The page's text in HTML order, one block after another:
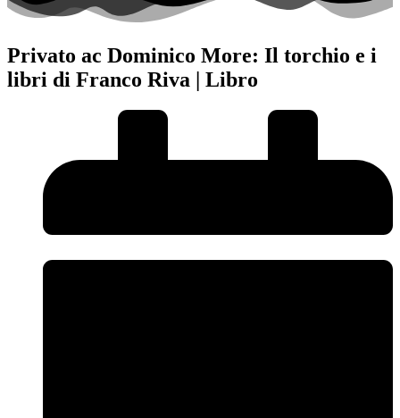
Privato ac Dominico More: Il torchio e i
libri di Franco Riva | Libro